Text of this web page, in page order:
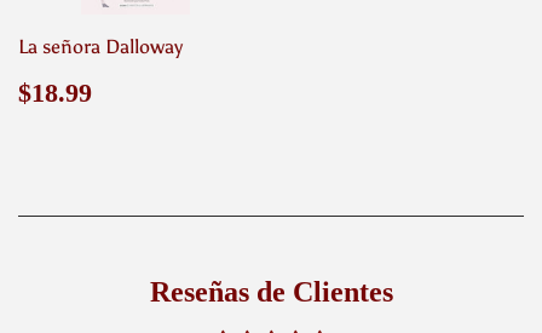
La señora Dalloway
Precio
$18.99
Reseñas de Clientes